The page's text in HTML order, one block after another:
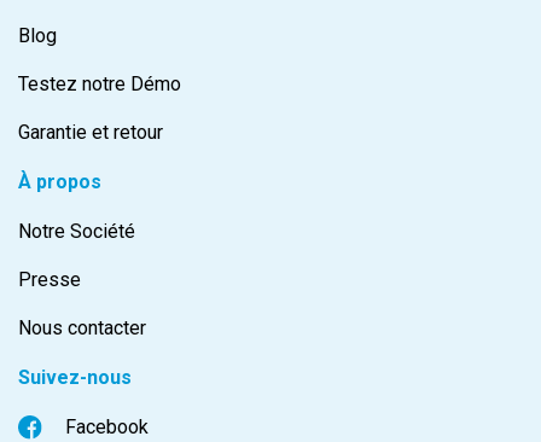
Blog
Testez notre Démo
Garantie et retour
À propos
Notre Société
Presse
Nous contacter
Suivez-nous
Facebook